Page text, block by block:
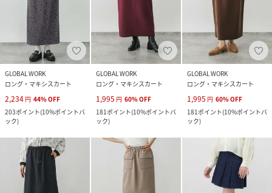
GLOBAL WORK
ロング・マキシスカート
2,234 円 44%OFF
203ポイント(10%ポイントバ
ック)
GLOBAL WORK
ロング・マキシスカート
1,995 円 60%OFF
181ポイント(10%ポイントバ
ック)
GLOBAL WORK
ロング・マキシスカート
1,995 円 60%OFF
181ポイント(10%ポイントバ
ック)